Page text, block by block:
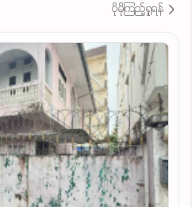
ပိုမိုကြည့်ရှုရန်